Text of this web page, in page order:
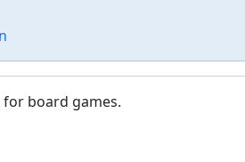
board games.